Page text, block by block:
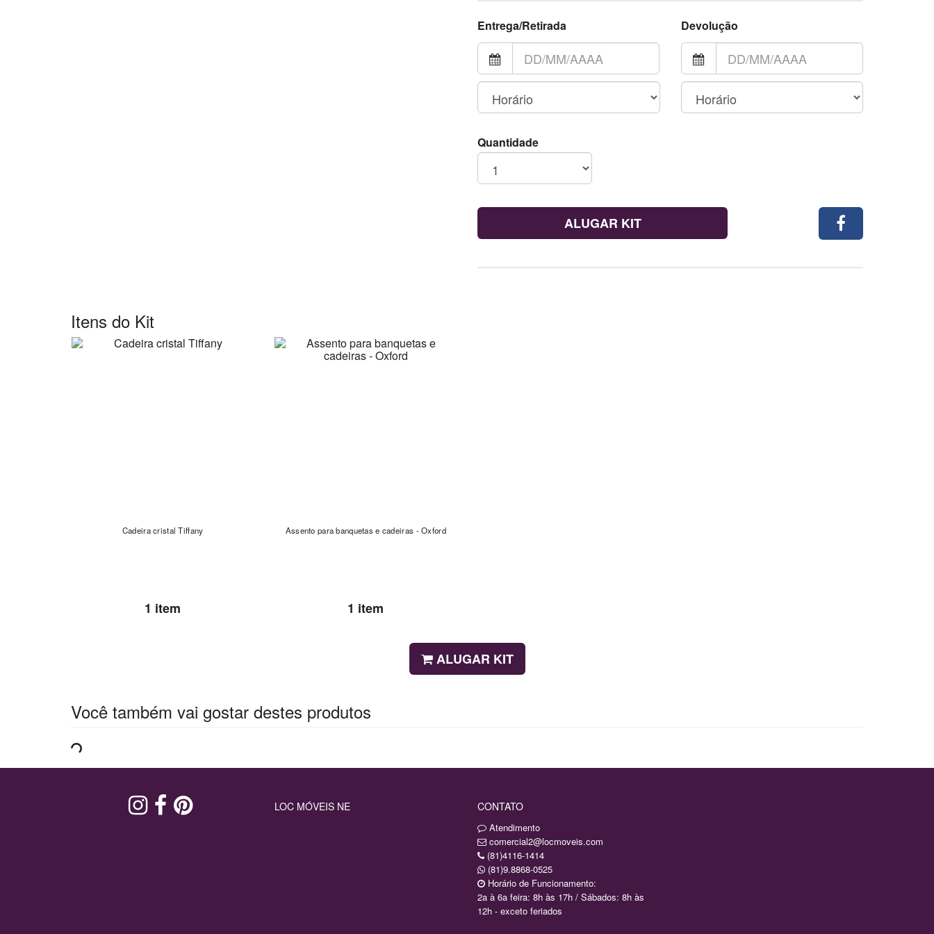
Entrega/Retirada Devolução
Quantidade
ALUGAR KIT
Itens do Kit
Cadeira cristal Tiffany
1 item
Assento para banquetas e cadeiras - Oxford
1 item
ALUGAR KIT
Você também vai gostar destes produtos
LOC MÓVEIS NE CONTATO
Atendimento
comercial2@locmoveis.com
(81)4116-1414
(81)9.8868-0525
Horário de Funcionamento:
2a à 6a feira: 8h às 17h / Sábados: 8h às
12h - exceto feriados